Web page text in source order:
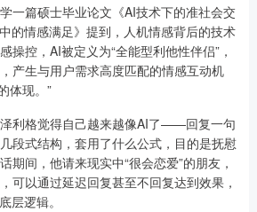
一篇硕士毕业论文《AI技术下的准社会交
的情感满足》提到，人机情感背后的技术
操控，AI被定义为“全能型利他性伴侣”，
产生与用户需求高度匹配的情感互动机
体现。”
利格觉得自己越来越像AI了——回复一句
段式结构，套用了什么公式，目的是抚慰
期间，他请来现实中“很会恋爱”的朋友，
可以通过延迟回复甚至不回复达到效果，
层逻辑。